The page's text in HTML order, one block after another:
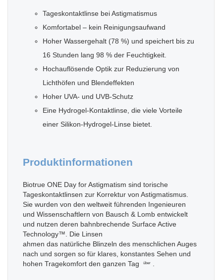
Tageskontaktlinse bei Astigmatismus
Komfortabel – kein Reinigungsaufwand
Hoher Wassergehalt (78 %) und speichert bis zu
16 Stunden lang 98 % der Feuchtigkeit.
Hochauflösende Optik zur Reduzierung von
Lichthöfen und Blendeffekten
Hoher UVA- und UVB-Schutz
Eine Hydrogel-Kontaktlinse, die viele Vorteile
einer Silikon-Hydrogel-Linse bietet.
Produktinformationen
Biotrue ONE Day for Astigmatism sind torische
Tageskontaktlinsen zur Korrektur von Astigmatismus.
Sie wurden von den weltweit führenden Ingenieuren
und Wissenschaftlern von Bausch & Lomb entwickelt
und nutzen deren bahnbrechende Surface Active
Technology™. Die Linsen
ahmen das natürliche Blinzeln des menschlichen Auges
nach und sorgen so für klares, konstantes Sehen und
hohen Tragekomfort den ganzen Tag
über